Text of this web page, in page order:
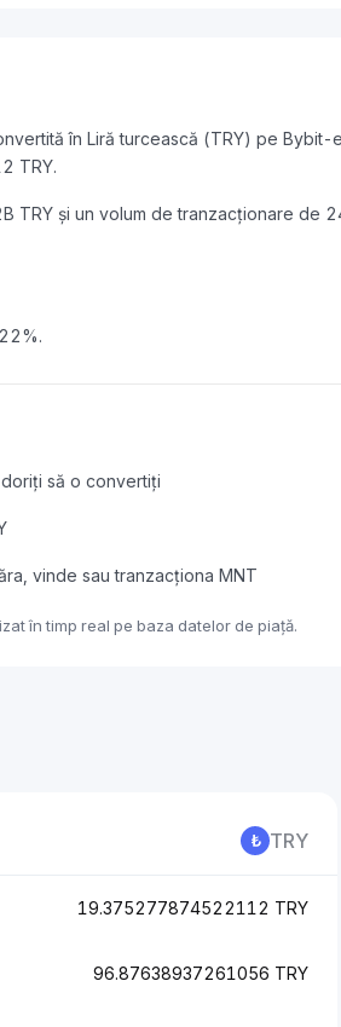
în Liră turcească (TRY) pe Bybit-
TRY.
TRY și un volum de tranzacționare de
să o convertiți
vinde sau tranzacționa MNT
în timp real pe baza datelor de piață.
TRY
19.375277874522112 TRY
96.87638937261056 TRY